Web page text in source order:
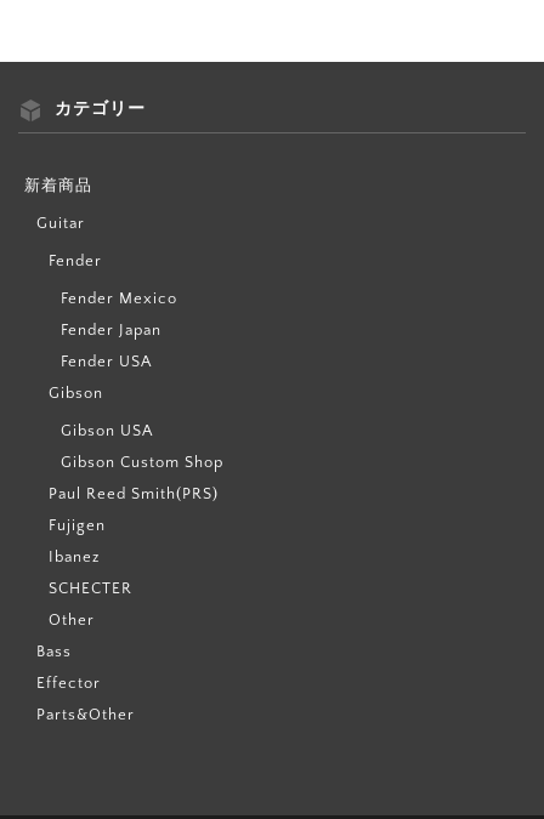
カテゴリー
新着商品
Guitar
Fender
Fender Mexico
Fender Japan
Fender USA
Gibson
Gibson USA
Gibson Custom Shop
Paul Reed Smith(PRS)
Fujigen
Ibanez
SCHECTER
Other
Bass
Effector
Parts&Other